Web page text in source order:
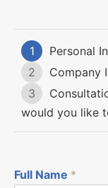
1
Personal
2
Company
3
would you like
Full Name *